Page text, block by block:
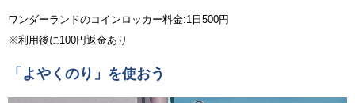
ワンダーランドのコインロッカー料金:1日500円
※利用後に100円返金あり
「よやくのり」を使おう